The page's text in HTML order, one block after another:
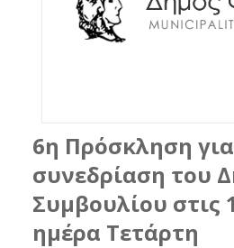
6η Πρόσκληση
συνεδρίαση του
Συμβουλίου στις
ημέρα Τετάρτη